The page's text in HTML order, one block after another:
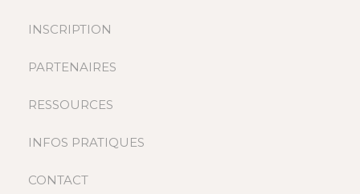
INSCRIPTION
PARTENAIRES
RESSOURCES
INFOS PRATIQUES
CONTACT